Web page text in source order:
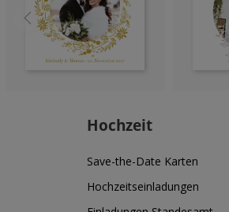
Hochzeit
Save-the-Date Karten
Hochzeitseinladungen